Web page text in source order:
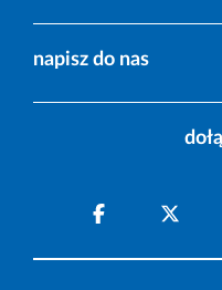
napisz do nas